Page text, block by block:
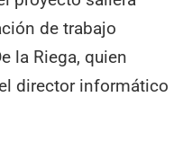
de trabajo
la Riega, quien
director informático